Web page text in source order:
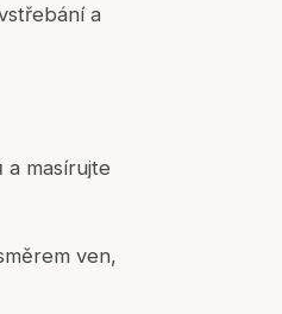
a
a masírujte
ven,